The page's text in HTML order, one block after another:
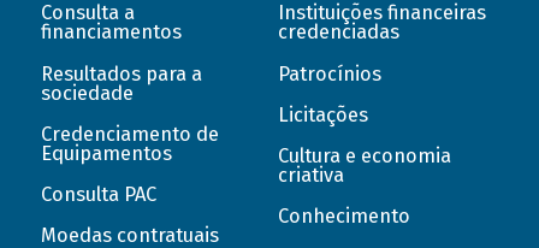
Consulta a
financiamentos
Resultados para a
sociedade
Credenciamento de
Equipamentos
Consulta PAC
Moedas contratuais
Instituições financeiras
credenciadas
Patrocínios
Licitações
Cultura e economia
criativa
Conhecimento